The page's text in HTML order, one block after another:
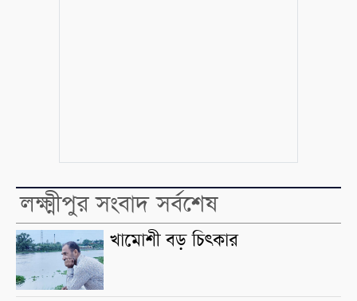
লক্ষ্মীপুর সংবাদ সর্বশেষ
খামোশী বড় চিৎকার